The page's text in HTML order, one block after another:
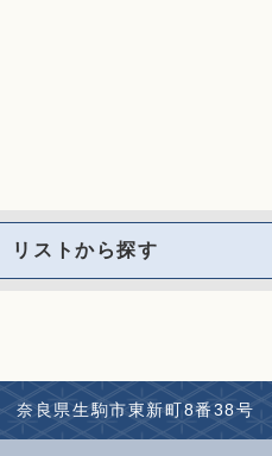
リストから探す
奈良県生駒市東新町8番38号